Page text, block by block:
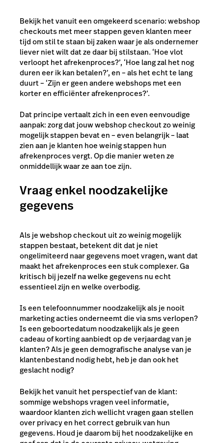
Bekijk het vanuit een omgekeerd scenario: webshop
checkouts met meer stappen geven klanten meer
tijd om stil te staan bij zaken waar je als ondernemer
liever niet wilt dat ze daar bij stilstaan. ‘Hoe vlot
verloopt het afrekenproces?’, ‘Hoe lang zal het nog
duren eer ik kan betalen?’, en – als het echt te lang
duurt – ‘Zijn er geen andere webshops met een
korter en efficiënter afrekenproces?’.
Dat principe vertaalt zich in een even eenvoudige
aanpak: zorg dat jouw webshop checkout zo weinig
mogelijk stappen bevat en – even belangrijk – laat
zien aan je klanten hoe weinig stappen hun
afrekenproces vergt. Op die manier weten ze
onmiddellijk waar ze aan toe zijn.
Vraag enkel noodzakelijke
gegevens
Als je webshop checkout uit zo weinig mogelijk
stappen bestaat, betekent dit dat je niet
ongelimiteerd naar gegevens moet vragen, want dat
maakt het afrekenproces een stuk complexer. Ga
kritisch bij jezelf na welke gegevens nu echt
essentieel zijn en welke overbodig.
Is een telefoonnummer noodzakelijk als je nooit
marketing acties onderneemt die via sms verlopen?
Is een geboortedatum noodzakelijk als je geen
cadeau of korting aanbiedt op de verjaardag van je
klanten? Als je geen demografische analyse van je
klantenbestand nodig hebt, heb je dan ook het
geslacht nodig?
Bekijk het vanuit het perspectief van de klant:
sommige webshops vragen veel informatie,
waardoor klanten zich wellicht vragen gaan stellen
over privacy en het correct gebruik van hun
gegevens. Houd je daarom bij het noodzakelijke en